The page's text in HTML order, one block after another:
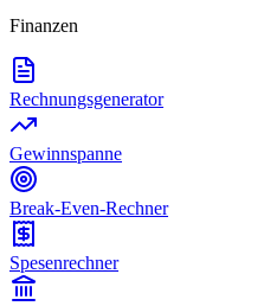
Finanzen
Rechnungsgenerator
Gewinnspanne
Break-Even-Rechner
Spesenrechner